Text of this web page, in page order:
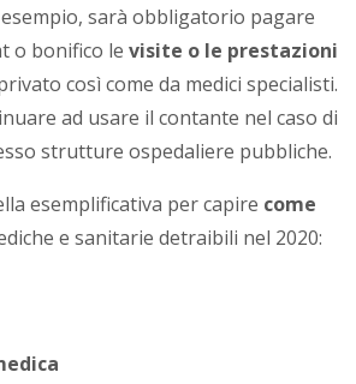
sarà obbligatorio pagare
o bonifico le visite o le prestazioni
così come da medici specialisti.
ad usare il contante nel caso di
strutture ospedaliere pubbliche.
esemplificativa per capire come
e sanitarie detraibili nel 2020: